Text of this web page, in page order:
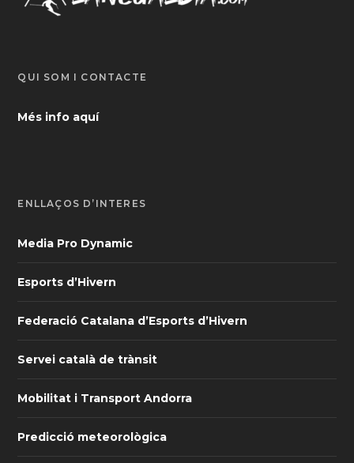
QUI SOM I CONTACTE
Més info aquí
ENLLAÇOS D’INTERÈS
Media Pro Dynamic
Esports d’Hivern
Federació Catalana d’Esports d’Hivern
Servei català de trànsit
Mobilitat i Transport Andorra
Predicció meteorològica